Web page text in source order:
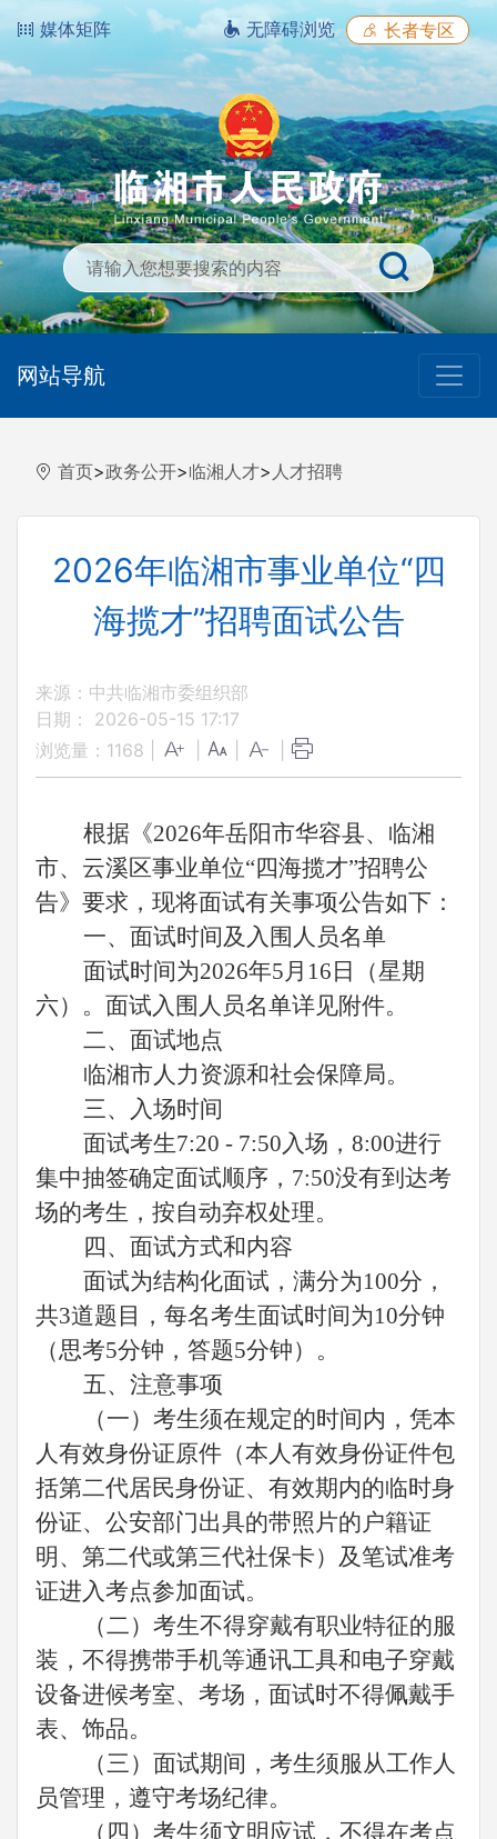
媒体矩阵 无障碍浏览 长者专区
网站导航
首页>政务公开>临湘人才> 人才招聘
2026年临湘市事业单位“四
海揽才”招聘面试公告
来源：中共临湘市委组织部
日期： 2026-05-15 17:17
浏览量： 1168
根据《2026年岳阳市华容县、临湘
市、云溪区事业单位“四海揽才”招聘公
告》要求，现将面试有关事项公告如下：
一、面试时间及入围人员名单
面试时间为2026年5月16日（星期
六）。面试入围人员名单详见附件。
二、面试地点
临湘市人力资源和社会保障局。
三、入场时间
面试考生7:20 - 7:50入场，8:00进行
集中抽签确定面试顺序，7:50没有到达考
场的考生，按自动弃权处理。
四、面试方式和内容
面试为结构化面试，满分为100分，
共3道题目，每名考生面试时间为10分钟
（思考5分钟，答题5分钟）。
五、注意事项
（一）考生须在规定的时间内，凭本
人有效身份证原件（本人有效身份证件包
括第二代居民身份证、有效期内的临时身
份证、公安部门出具的带照片的户籍证
明、第二代或第三代社保卡）及笔试准考
证进入考点参加面试。
（二）考生不得穿戴有职业特征的服
装，不得携带手机等通讯工具和电子穿戴
设备进候考室、考场，面试时不得佩戴手
表、饰品。
（三）面试期间，考生须服从工作人
员管理，遵守考场纪律。
（四）考生须文明应试，不得在考点